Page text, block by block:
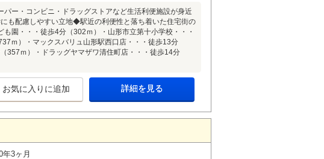
ー・コンビニ・ドラッグストアなど生活利便施設が身近
も配慮しやすい立地◆駅近の利便性と落ち着いた住宅街の
園・・・徒歩4分（302ｍ）・山形市立第十小学校・・・
ｍ）・マックスバリュ山形駅西口店・・・徒歩13分
357ｍ）・ドラッグヤマザワ清住町店・・・徒歩14分
お気に入りに追加 詳細を見る
年3ヶ月